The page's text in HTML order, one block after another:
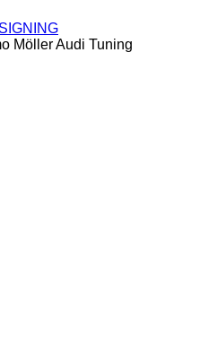
Möller Audi Tuning